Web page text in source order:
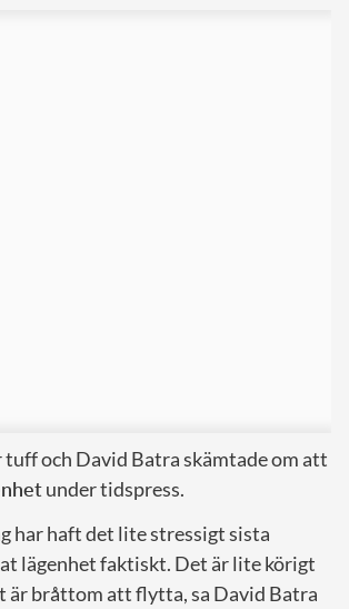
och David Batra skämtade om att
under tidspress.
har haft det lite stressigt sista
lägenhet faktiskt. Det är lite körigt
är bråttom att flytta, sa David Batra